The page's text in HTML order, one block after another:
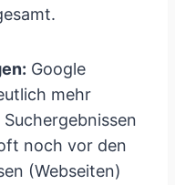
Google
mehr
noch vor den
(Webseiten)